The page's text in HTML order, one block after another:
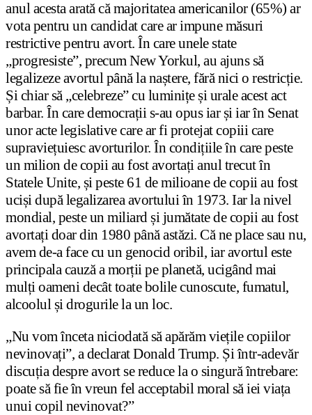
anul acesta arată că majoritatea americanilor (65%) ar
vota pentru un candidat care ar impune măsuri
restrictive pentru avort. În care unele state
„progresiste”, precum New Yorkul, au ajuns să
legalizeze avortul până la naștere, fără nici o restricție.
Și chiar să „celebreze” cu luminițe și urale acest act
barbar. În care democrații s-au opus iar și iar în Senat
unor acte legislative care ar fi protejat copiii care
supraviețuiesc avorturilor. În condițiile în care peste
un milion de copii au fost avortați anul trecut în
Statele Unite, și peste 61 de milioane de copii au fost
uciși după legalizarea avortului în 1973. Iar la nivel
mondial, peste un miliard și jumătate de copii au fost
avortați doar din 1980 până astăzi. Că ne place sau nu,
avem de-a face cu un genocid oribil, iar avortul este
principala cauză a morții pe planetă, ucigând mai
mulți oameni decât toate bolile cunoscute, fumatul,
alcoolul și drogurile la un loc.
„Nu vom înceta niciodată să apărăm viețile copiilor
nevinovați”, a declarat Donald Trump. Și într-adevăr
discuția despre avort se reduce la o singură întrebare:
poate să fie în vreun fel acceptabil moral să iei viața
unui copil nevinovat?”